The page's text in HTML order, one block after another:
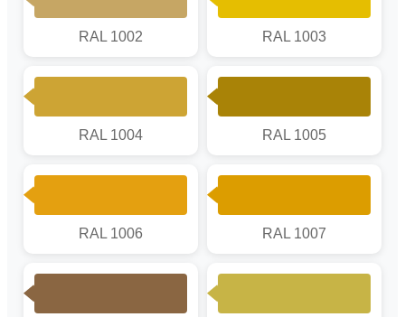
RAL 1002 RAL 1003
RAL 1004 RAL 1005
RAL 1006 RAL 1007